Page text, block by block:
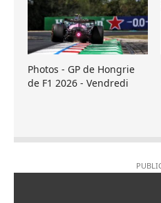
Photos - GP de Hongrie
de F1 2026 - Vendredi